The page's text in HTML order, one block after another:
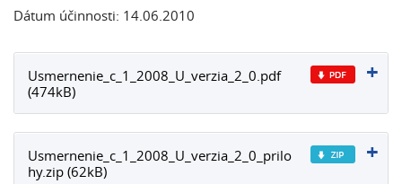
Dátum účinnosti: 14.06.2010
Usmernenie_c_1_2008_U_verzia_2_0.pdf
(474kB)
Usmernenie_c_1_2008_U_verzia_2_0_prilo
hy.zip (62kB)